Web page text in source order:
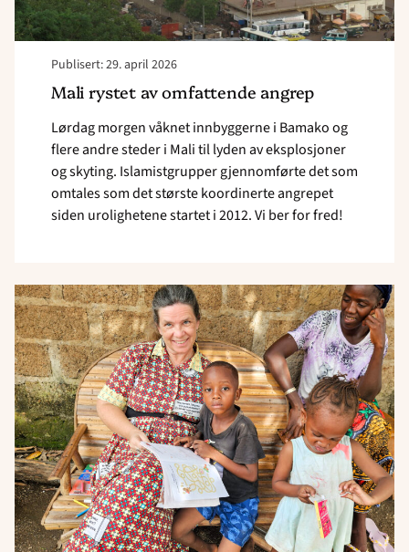
Publisert: 29. april 2026
Mali rystet av omfattende angrep
Lørdag morgen våknet innbyggerne i Bamako og
flere andre steder i Mali til lyden av eksplosjoner
og skyting. Islamistgrupper gjennomførte det som
omtales som det største koordinerte angrepet
siden urolighetene startet i 2012. Vi ber for fred!
Read
article
"–
Blir
vi
kidnappet? "